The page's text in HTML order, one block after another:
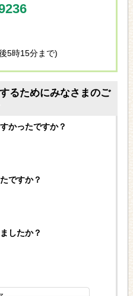
5時15分まで)
るためにみなさまのご
かったですか？
ですか？
したか？